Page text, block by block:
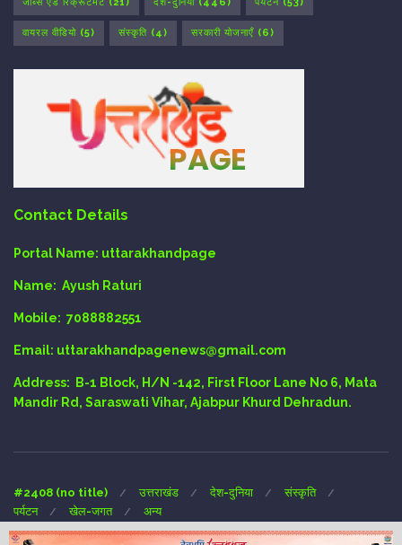
वायरल वीडियो (5) संस्कृति (4) सरकारी योजनाएँ (6)
Contact Details
Portal Name: uttarakhandpage
Name: Ayush Raturi
Mobile: 7088882551
Email: uttarakhandpagenews@gmail.com
Address:
B-1 Block, H/N -142, First Floor Lane No 6, Mata
Mandir Rd, Saraswati Vihar, Ajabpur Khurd Dehradun.
#2408 (no title) उत्तराखंड देश-दुनिया
संस्कृति
पर्यटन
खेल-जगत अन्य